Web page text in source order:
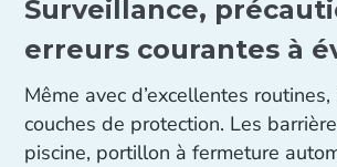
Surveillance,
erreurs courantes à
Même avec d’excellentes
couches de protection. Les
piscine, portillon à fermeture